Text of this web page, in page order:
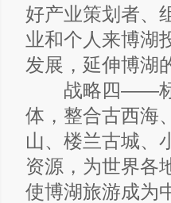
好产业策划者、
业和个人来博湖
发展，延伸博湖
战略四——标
体，整合古西海
山、楼兰古城、
资源，为世界各
使博湖旅游成为